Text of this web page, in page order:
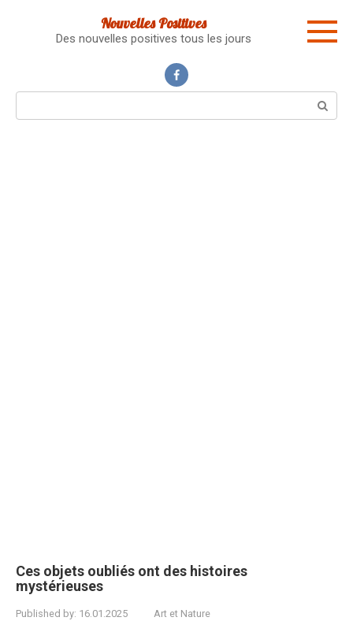
Nouvelles Positives
Des nouvelles positives tous les jours
Ces objets oubliés ont des histoires
mystérieuses
Published by: 16.01.2025 Art et Nature